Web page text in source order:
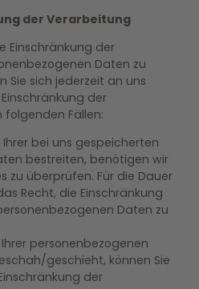
der Verarbeitung
Einschränkung der
Daten zu
Sie sich jederzeit an uns
der
Fällen:
bei uns gespeicherten
bestreiten, benötigen wir
zu überprüfen. Für die Dauer
Recht, die Einschränkung
Daten zu
personenbezogenen
geschieht, können Sie
der